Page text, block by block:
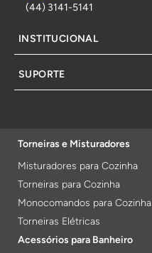
(44) 3141-5141
INSTITUCIONAL
SUPORTE
Torneiras e Misturadores
Misturadores para Cozinha
Torneiras para Cozinha
Monocomandos para Cozinha
Torneiras Elétricas
Acessórios para Banheiro